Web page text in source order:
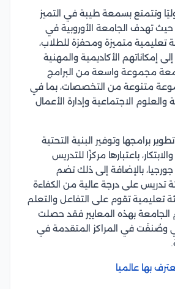
وتتمتع بسمعة طيبة في التميز
حيث تهدف الجامعة الأوروبية في
تعليمية متميزة ومحفزة للطلاب،
إمكاناتهم الأكاديمية والمهنية
مجموعة واسعة من البرامج
متنوعة من التخصصات، بما في
الاجتماعية وإدارة الأعمال
برامجها وتوفير البنية التحتية
باعتبارها مركزًا للتدريس
بالإضافة إلى ذلك تضم
تدريس على درجة عالية من الكفاءة
تعليمية تقوم على التفاعل والتعلم
الجامعة بهذه المعايير فقد حصلت
وصُنفَت في المراكز المتقدمة في
بها عالميا